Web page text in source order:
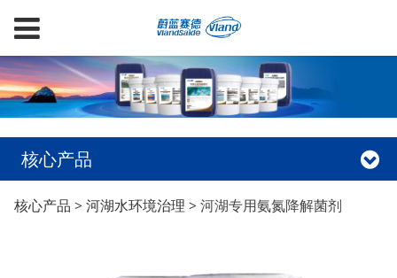
核心产品
河湖专用氨氮降解菌剂
核心产品 >河湖水环境治理 >河湖专用氨氮降解菌剂